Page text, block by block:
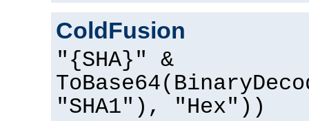
ColdFusion
"{SHA}" &
"SHA1"), "Hex"))